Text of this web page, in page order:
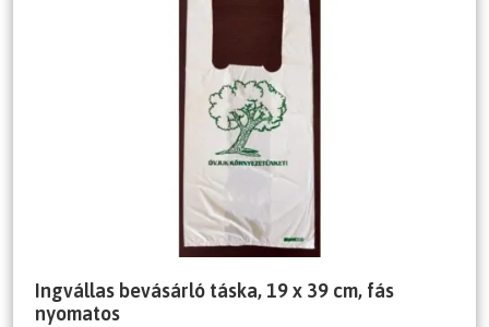
Ingvállas bevásárló táska, 19 x 39 cm, fás
nyomatos